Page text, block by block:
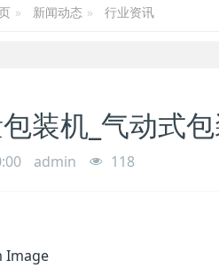
新闻动态 行业资讯
装机 _气动式
admin 118